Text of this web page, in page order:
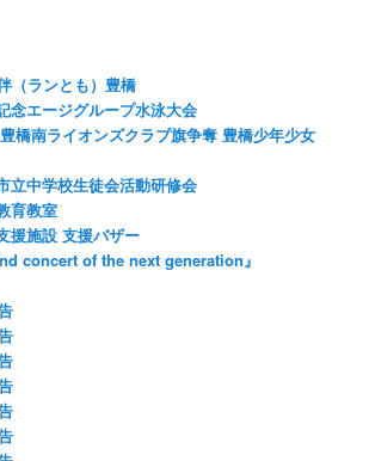
（ランとも）豊橋
念エージグループ水泳大会
豊橋南ライオンズクラブ旗争奪 豊橋少年少女
立中学校生徒会活動研修会
育教室
援施設 支援バザー
concert of the next generation』